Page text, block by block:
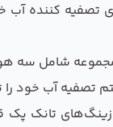
کننده آب
شامل سه
تصفیه آب خود را
تانک پک